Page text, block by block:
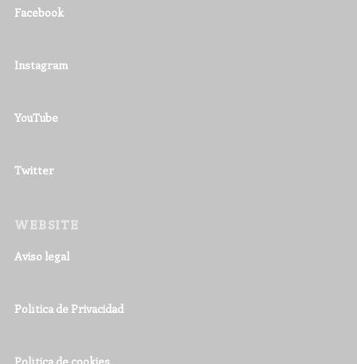
Facebook
Instagram
YouTube
Twitter
WEBSITE
Aviso legal
Política de Privacidad